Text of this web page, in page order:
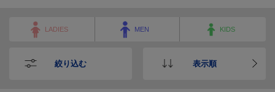
LADIES MEN KIDS
絞り込む 表示順